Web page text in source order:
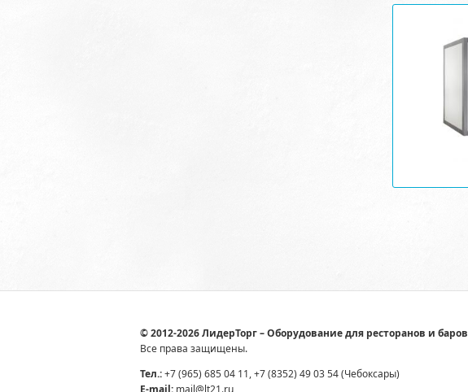
© 2012-2026 ЛидерТорг – Оборудование для ресторанов и баров
Все права защищены.
Тел.:+7 (965) 685 04 11, +7 (8352) 49 03 54 (Чебоксары)
E-mail: mail@lt21.ru